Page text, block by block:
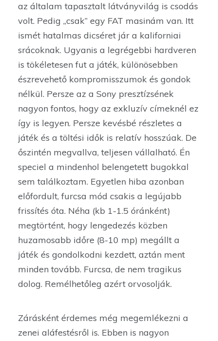
az általam tapasztalt látványvilág is csodás
volt. Pedig „csak” egy FAT masinám van. Itt
ismét hatalmas dicséret jár a kaliforniai
srácoknak. Ugyanis a legrégebbi hardveren
is tökéletesen fut a játék, különösebben
észrevehető kompromisszumok és gondok
nélkül. Persze az a Sony presztízsének
nagyon fontos, hogy az exkluzív címeknél ez
így is legyen. Persze kevésbé részletes a
játék és a töltési idők is relatív hosszúak. De
őszintén megvallva, teljesen vállalható. Én
speciel a mindenhol belengetett bugokkal
sem találkoztam. Egyetlen hiba azonban
előfordult, furcsa mód csakis a legújabb
frissítés óta. Néha (kb 1-1.5 óránként)
megtörtént, hogy lengedezés közben
huzamosabb időre (8-10 mp) megállt a
játék és gondolkodni kezdett, aztán ment
minden tovább. Furcsa, de nem tragikus
dolog. Remélhetőleg azért orvosolják.
Zárásként érdemes még megemlékezni a
zenei aláfestésről is. Ebben is nagyon